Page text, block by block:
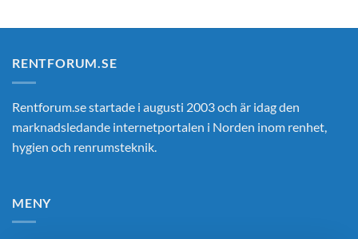
RENTFORUM.SE
Rentforum.se startade i augusti 2003 och är idag den
marknadsledande internetportalen i Norden inom renhet,
hygien och renrumsteknik.
MENY